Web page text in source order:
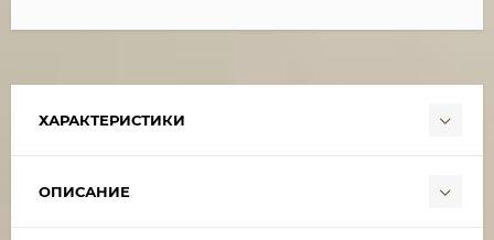
ХАРАКТЕРИСТИКИ
ОПИСАНИЕ